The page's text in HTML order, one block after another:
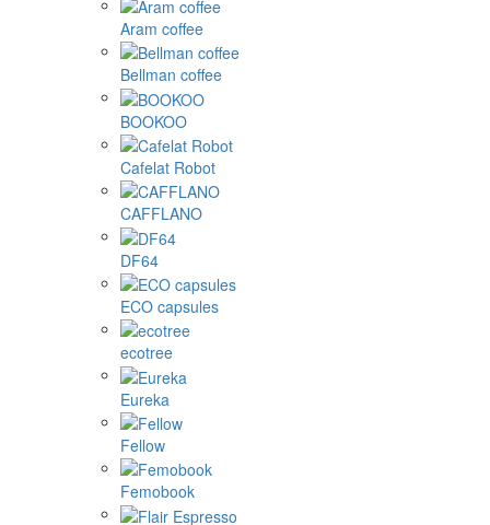
Aram coffee
Bellman coffee
BOOKOO
Cafelat Robot
CAFFLANO
DF64
ECO capsules
ecotree
Eureka
Fellow
Femobook